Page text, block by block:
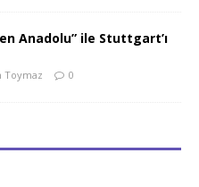
Anadolu” ile Stuttgart’ı
Toymaz 0